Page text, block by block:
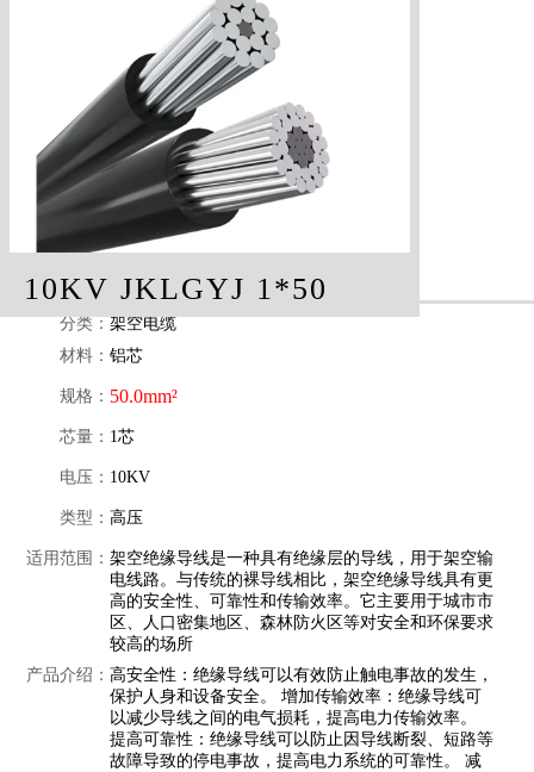
10KV JKLGYJ 1*50
分类：架空电缆
材料：铝芯
规格： 50.0mm²
芯量： 1芯
电压： 10KV
类型：高压
适用范围：架空绝缘导线是一种具有绝缘层的导线，用于架空输
电线路。与传统的裸导线相比，架空绝缘导线具有更
高的安全性、可靠性和传输效率。它主要用于城市市
区、人口密集地区、森林防火区等对安全和环保要求
较高的场所
产品介绍：高安全性：绝缘导线可以有效防止触电事故的发生，
保护人身和设备安全。 增加传输效率：绝缘导线可
以减少导线之间的电气损耗，提高电力传输效率。
提高可靠性：绝缘导线可以防止因导线断裂、短路等
故障导致的停电事故，提高电力系统的可靠性。 减